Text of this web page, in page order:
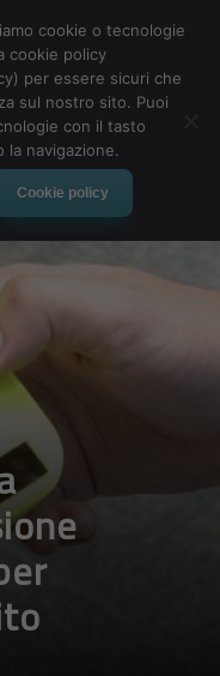
cookie o tecnologie
cookie policy
per essere sicuri che
sul nostro sito. Puoi
con il tasto
la navigazione.
Cookie policy